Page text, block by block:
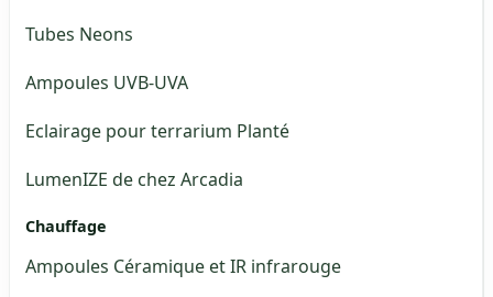
Tubes Neons
Ampoules UVB-UVA
Eclairage pour terrarium Planté
LumenIZE de chez Arcadia
Chauffage
Ampoules Céramique et IR infrarouge